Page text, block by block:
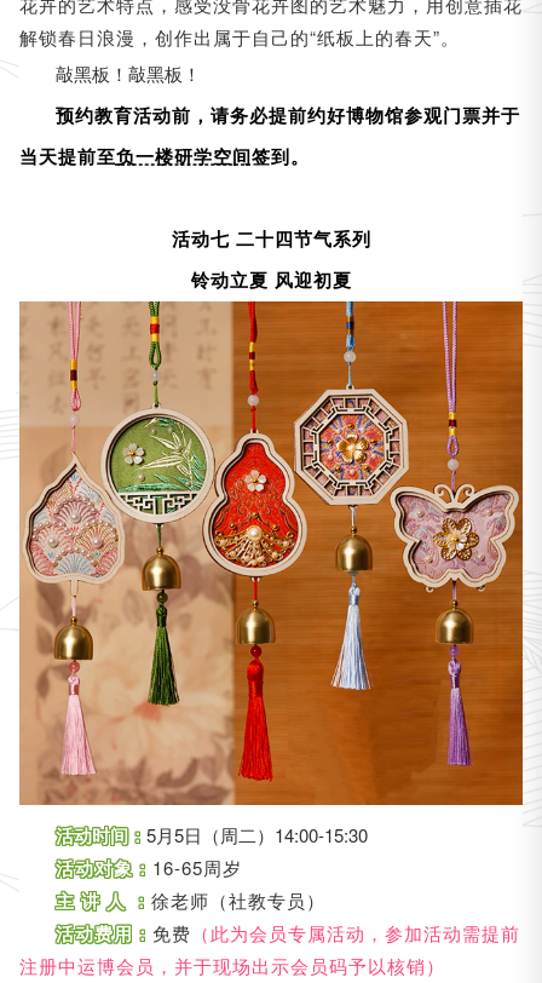
解锁春日浪漫，创作出属于自己的“纸板上的春天”。
敲黑板！敲黑板！
预约教育活动前，请务必提前约好博物馆参观门票并于
当天提前至负一楼研学空间签到。
活动七 二十四节气系列
铃动立夏 风迎初夏
活动时间： 5月5日（周二）14:00-15:30
活动对象： 16-65周岁
主 讲 人 ： 徐老师（社教专员）
活动费用： 免费 （此为会员专属活动，参加活动需提前
注册中运博会员，并于现场出示会员码予以核销）